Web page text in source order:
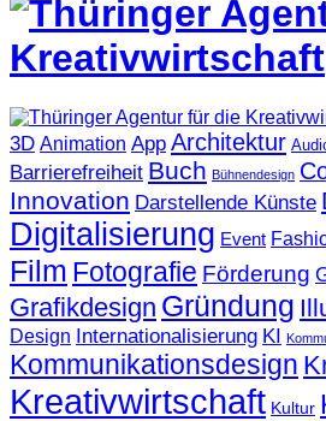
3D Animation App Architektur
Barrierefreiheit Buch Bühnendesign
Innovation Darstellende Künste
Digitalisierung Event
Film Fotografie Förderung
Grafikdesign Gründung
Design Internationalisierung KI
Kommunikationsdesign
Kreativwirtschaft Kultur